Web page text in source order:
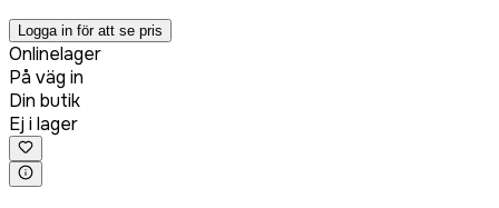
Logga in för att se pris
Onlinelager
På väg in
Din butik
Ej i lager